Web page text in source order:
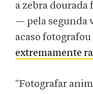
a zebra dourada
— pela segunda
acaso fotografou
extremamente
"Fotografar